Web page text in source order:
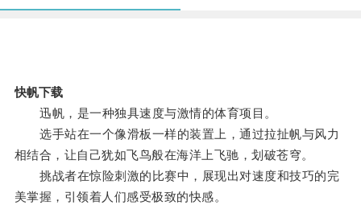
快帆下载
迅帆，是一种独具速度与激情的体育项目。
选手站在一个像滑板一样的装置上，通过拉扯帆与风力
相结合，让自己犹如飞鸟般在海洋上飞驰，划破苍穹。
挑战者在惊险刺激的比赛中，展现出对速度和技巧的完
美掌握，引领着人们感受极致的快感。